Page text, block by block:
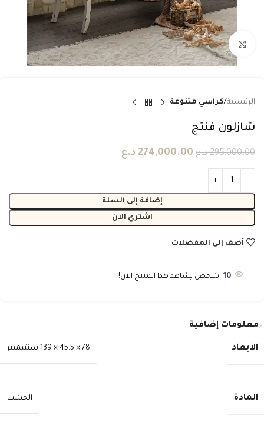
انقر للتكبير
الرئيسية كراسي متنوعة
شازلون فنتج
295,000.00 د.ع 274,000.00 د.ع
إضافة إلى السلة
اشتري الآن
أضف إلى المفضلات
10 شخص يشاهد هذا المنتج الآن!
معلومات إضافية
الأبعاد 78 × 45.5 × 139 سنتيميتر
المادة الخشب